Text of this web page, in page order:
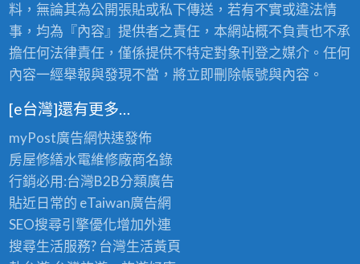
料，無論其為公開張貼或私下傳送，若有不實或違法情
事，均為『內容』提供者之責任，本網站概不負責也不承
擔任何法律責任，僅係提供不特定對象刊登之媒介。任何
內容一經舉報與發現不當，將立即刪除帳號與內容。
[e台灣]還有更多…
myPost廣告網快速發佈
房屋修繕水電維修廠商名錄
行銷必用:台灣B2B分類廣告
貼近日常的 eTaiwan廣告網
SEO搜尋引擎優化增加外連
搜尋生活服務? 台灣生活黃頁